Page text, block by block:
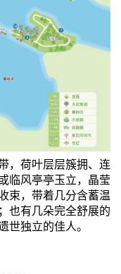
，荷叶层层簇拥、连
临风亭亭玉立，晶莹
束，带着几分含蓄温
也有几朵完全舒展的
世独立的佳人。